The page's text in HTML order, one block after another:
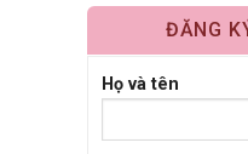
ĐĂNG
Họ và tên